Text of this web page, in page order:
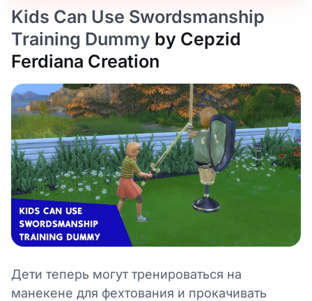
Kids Can Use Swordsmanship
Training Dummy by Cepzid
Ferdiana Creation
Дети теперь могут тренироваться на
манекене для фехтования и прокачивать